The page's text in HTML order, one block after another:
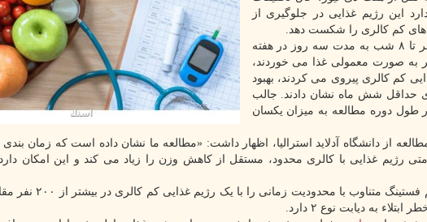
این رژیم غذایی در جلوگیری از
به صورت معمولی غذا می خوردند،
کم کالری پیروی می کردند، بهبود
حداقل شش ماه نشان دادند. جالب
طول دوره مطالعه به میزان یکسان
از دانشگاه آدلاید استرالیا، اظهار داشت: «مطالعه ما نشان داده است که زمان
رژیم غذایی با کالری محدود، مستقل از کاهش وزن را زیاد می کند و این امکان دارد
برای این مطالعه، محققان یک رژیم
به دیابت نوع ۲ دارد.